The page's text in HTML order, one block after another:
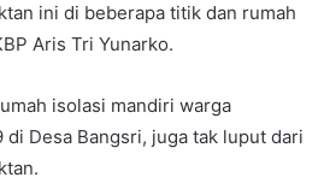
ini di beberapa titik dan rumah
Aris Tri Yunarko.
isolasi mandiri warga
Desa Bangsri, juga tak luput dari